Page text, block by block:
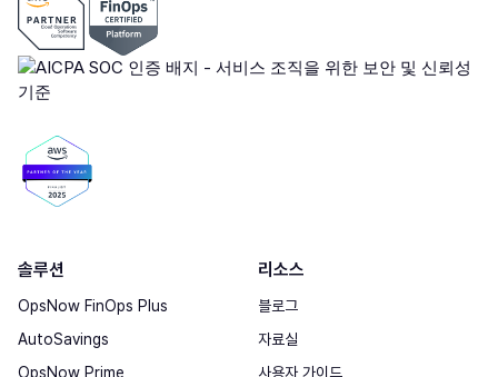
솔루션
OpsNow FinOps Plus
AutoSavings
OpsNow Prime
리소스
블로그
자료실
사용자 가이드